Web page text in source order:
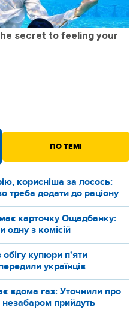
ПО ТЕМІ
корисніша за лосось:
треба додати до раціону
карточку Ощадбанку:
одну з комісій
купюри п'яти
українців
вдома газ: Уточнили про
незабаром прийдуть
secret to feeling your